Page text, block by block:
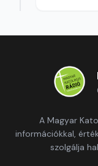
A Magyar
információkkal,
szolgálja